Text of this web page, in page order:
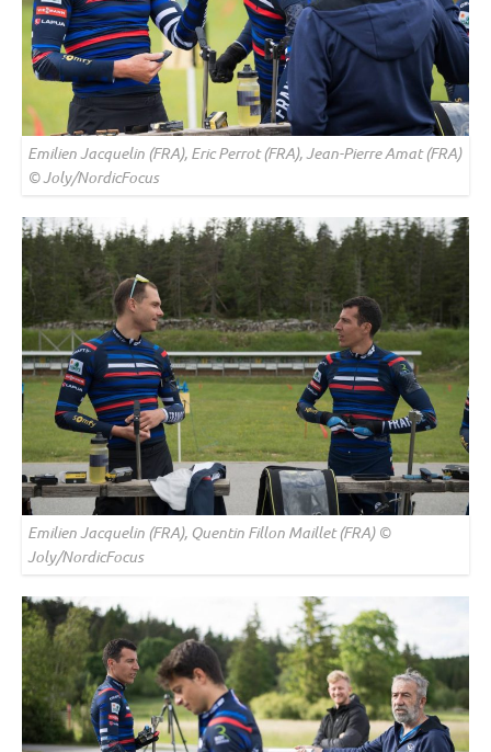
Emilien Jacquelin (FRA), Eric Perrot (FRA), Jean-Pierre Amat (FRA)
© Joly/NordicFocus
Emilien Jacquelin (FRA), Quentin Fillon Maillet (FRA) ©
Joly/NordicFocus